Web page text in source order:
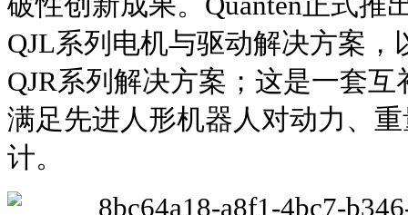
QJL系列电机与驱动解决方案
QJR系列解决方案；这是一套
满足先进人形机器人对动力、
计。